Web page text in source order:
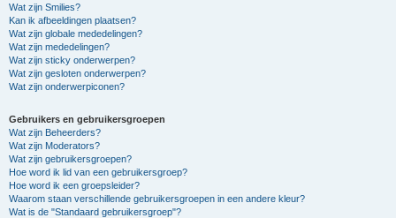
Wat zijn Smilies?
Kan ik afbeeldingen plaatsen?
Wat zijn globale mededelingen?
Wat zijn mededelingen?
Wat zijn sticky onderwerpen?
Wat zijn gesloten onderwerpen?
Wat zijn onderwerpiconen?
Gebruikers en gebruikersgroepen
Wat zijn Beheerders?
Wat zijn Moderators?
Wat zijn gebruikersgroepen?
Hoe word ik lid van een gebruikersgroep?
Hoe word ik een groepsleider?
Waarom staan verschillende gebruikersgroepen in een andere kleur?
Wat is de "Standaard gebruikersgroep"?